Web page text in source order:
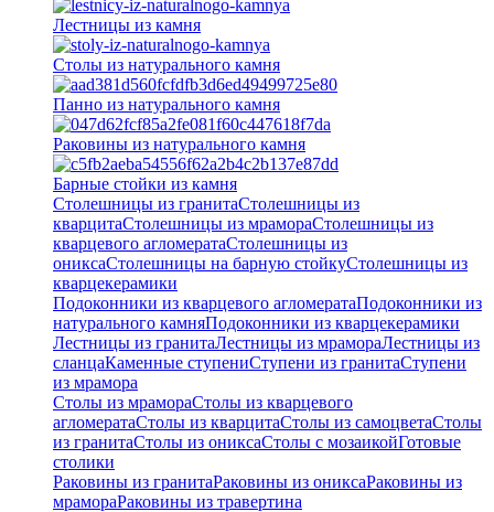
Лестницы из камня
Столы из натурального камня
Панно из натурального камня
Раковины из натурального камня
Барные стойки из камня
Столешницы из гранитаСтолешницы из
кварцитаСтолешницы из мрамораСтолешницы из
кварцевого агломератаCтолешницы из
ониксаСтолешницы на барную стойкуСтолешницы из
кварцекерамики
Подоконники из кварцевого агломератаПодоконники из
натурального камняПодоконники из кварцекерамики
Лестницы из гранитаЛестницы из мрамораЛестницы из
сланцаКаменные ступениСтупени из гранитаСтупени
из мрамора
Столы из мрамораСтолы из кварцевого
агломератаСтолы из кварцитаСтолы из самоцветаСтолы
из гранитаСтолы из ониксаСтолы с мозаикойГотовые
столики
Раковины из гранитаРаковины из ониксаРаковины из
мрамораРаковины из травертина